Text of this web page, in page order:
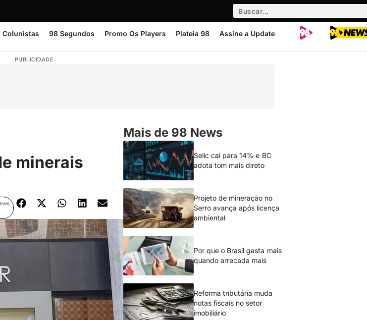
Colunistas 98 Segundos Promo Os Players Plateia 98 Assine a Update
PUBLICIDADE
minerais
Mais de 98 News
Selic cai para 14% e BC
adota tom mais direto
Projeto de mineração no
Serro avança após licença
ambiental
Por que o Brasil gasta mais
quando arrecada mais
Reforma tributária muda
notas fiscais no setor
imobiliário